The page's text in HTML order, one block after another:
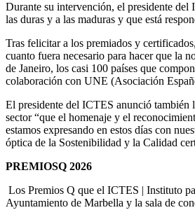
Durante su intervención, el presidente del
las duras y a las maduras y que está
Tras felicitar a los premiados y
cuanto fuera necesario para hacer que la
de Janeiro, los casi 100 países que
colaboración con UNE (Asociación
El presidente del ICTES anunció también
sector “que el homenaje y el
estamos expresando en estos días con
óptica de la Sostenibilidad y la Calidad
PREMIOSQ 2026
Los Premios Q que el ICTES | Instituto
Ayuntamiento de Marbella y la sala de